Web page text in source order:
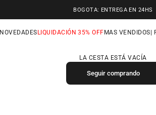
BOGOTA: ENTREGA EN 24HS
NOVEDADES LIQUIDACIÓN 35% OFF MAS VENDIDOS |
LA CESTA ESTÁ VACÍA
Seguir comprando